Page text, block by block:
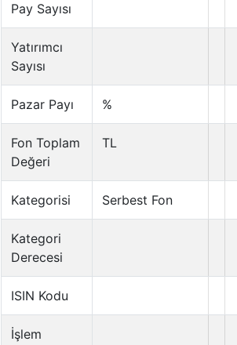
Pay Sayısı
Yatırımcı
Sayısı
Pazar Payı %
Fon Toplam
Değeri
TL
Kategorisi Serbest Fon
Kategori
Derecesi
ISIN Kodu
İşlem